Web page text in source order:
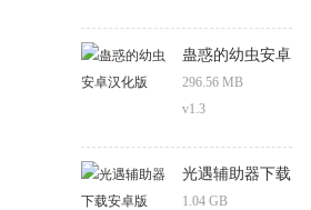
蛊惑的幼虫安卓
汉化版
296.56 MB
v1.3
光遇辅助器下载
安卓版
1.04 GB